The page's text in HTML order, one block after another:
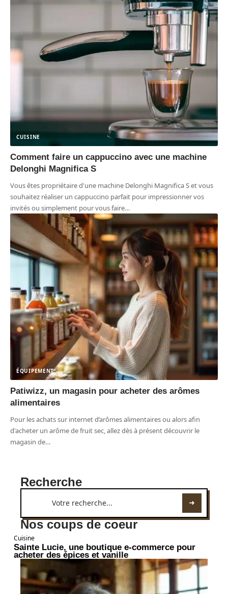
CUISINE
Comment faire un cappuccino avec une machine
Delonghi Magnifica S
Vous êtes propriétaire d'une machine Delonghi Magnifica S et vous
souhaitez réaliser un cappuccino parfait pour impressionner vos
invités ou simplement pour vous faire…
ÉQUIPEMENT
Patiwizz, un magasin pour acheter des arômes
alimentaires
Pour les achats sur internet d’arômes alimentaires ou alors afin
d'acheter un arôme de fruit sec, allez dès à présent découvrir le
magasin de…
Recherche
Nos coups de coeur
Cuisine
Sainte Lucie, une boutique e-commerce pour
acheter des épices et vanille